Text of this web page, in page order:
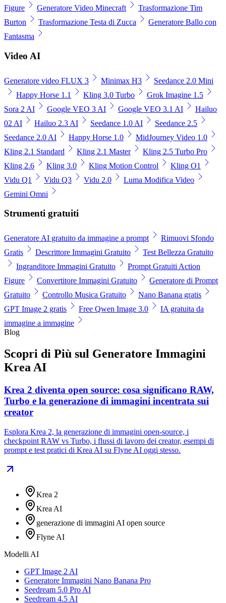
Figure
Generatore Video Minecraft
Trasformazione Tim
Burton
Trasformazione Testa di Zucca
Generatore Ballo con
Fantasma
Video AI
Generatore video FLUX 3 Minimax H3
Seedance 2.0 Mini
Happy Horse 1.1
Kling 3.0 Turbo
Grok Imagine 1.5
Sora 2 AI
Google VEO 3 AI Google VEO 3.1 AI
Hailuo
02 AI
Hailuo 2.3 AI Seedance 1.0 AI
Seedance 2.5
Seedance 2.0 AI
Happy Horse 1.0
MidJourney Video 1.0
Kling 2.1 Standard
Kling 2.1 Master
Kling 2.5 Turbo Pro
Kling 2.6
Kling 3.0 Kling Motion Control
Kling O1
Vidu Q1
Vidu Q3 Vidu 2.0
Luma Modifica Video
Gemini Omni
Strumenti gratuiti
Generatore AI gratuito da immagine a prompt
Rimuovi Sfondo
Gratis
Descrittore Immagini Gratuito
Test Bellezza Gratuito
Ingranditore Immagini Gratuito
Prompt Gratuiti Action
Figure
Convertitore Immagini Gratuito
Generatore di Prompt
Gratuito
Controllo Musica Gratuito
Nano Banana gratis
GPT Image 2 gratis
Free Qwen Image 3.0
IA gratuita da
immagine a immagine
Blog
Scopri di Più sul Generatore Immagini
Krea AI
Krea 2 diventa open source: cosa significano RAW,
Turbo e la generazione di immagini incentrata sui
creator
Esplora Krea 2, la generazione di immagini open-source, i
checkpoint RAW vs Turbo, i flussi di lavoro dei creator, esempi di
prompt e test pratici di Krea AI su Flyne AI oggi stesso.
Krea 2
Krea AI
generazione di immagini AI open source
Flyne AI
Modelli AI
GPT Image 2 AI
Generatore Immagini Nano Banana Pro
Seedream 5.0 Pro AI
Seedream 4.5 AI